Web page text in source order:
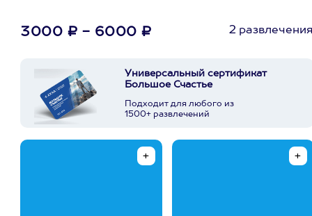
3000 ₽ - 6000 ₽ 2
Универсальный сертификат
Большое Счастье
Подходит для любого из
1500+ развлечений